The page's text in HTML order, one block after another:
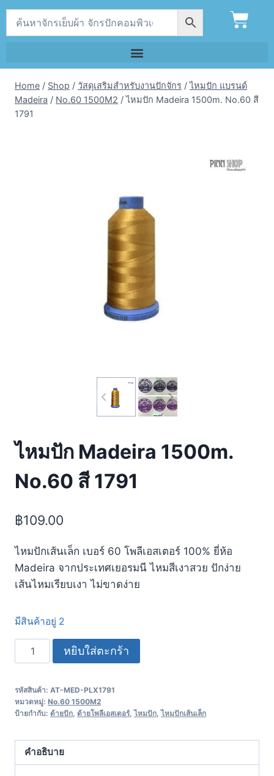
Home / Shop / วัสดุเสริมสำหรับงานปักจักร / ไหมปัก แบรนด์
Madeira / No.60 1500M2 / ไหมปัก Madeira 1500m. No.60 สี
1791
ไหมปัก Madeira 1500m.
No.60 สี 1791
฿109.00
ไหมปักเส้นเล็ก เบอร์ 60 โพลีเอสเตอร์ 100% ยี่ห้อ
Madeira จากประเทศเยอรมนี​ ไหมสีเงาสวย ปักง่าย
เส้นไหมเรียบเงา ไม่ขาดง่าย
มีสินค้าอยู่ 2
หยิบใส่ตะกร้า
รหัสสินค้า: AT-MED-PLX1791
หมวดหมู่: No.60 1500M2
ป้ายกำกับ: ด้ายปัก ด้ายโพลีเอสเตอร์,ไหมปัก ,ไหมปักเส้นเล็ก
คำอธิบาย